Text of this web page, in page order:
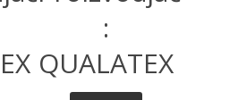
:
QUALATEX